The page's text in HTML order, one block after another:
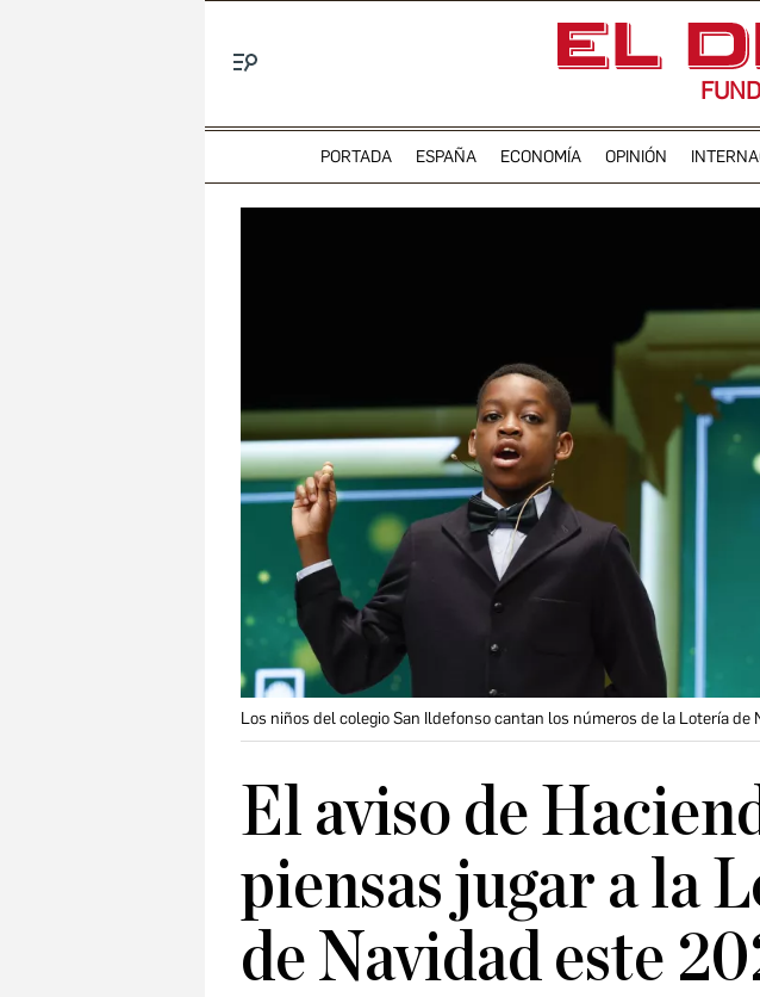
PORTADA ESPAÑA ECONOMÍA OPINIÓN
Los niños del colegio San Ildefonso cantan los números de la Lotería de
El aviso de
piensas jugar a la
de Navidad este